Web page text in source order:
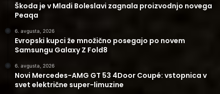
Škoda je v Mladi Boleslavi zagnala proizvodnjo novega
Peaqa
6. avgusta, 2026
Evropski kupci že množično posegajo po novem
Samsungu Galaxy Z Fold8
6. avgusta, 2026
Novi Mercedes-AMG GT 53 4Door Coupé: vstopnica v
svet električne super-limuzine